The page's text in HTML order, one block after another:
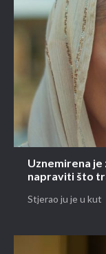
Uznemirena je
napraviti što
Stjerao ju je u kut